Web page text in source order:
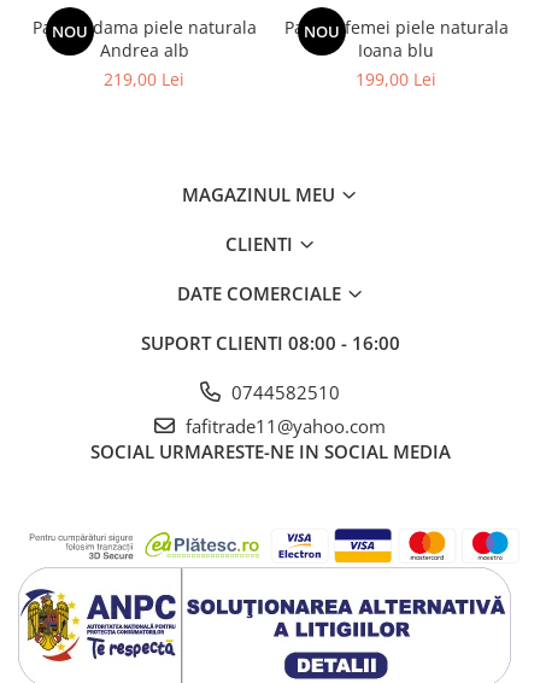
NOU
Pantofi dama piele naturala
Andrea alb
219,00 Lei
NOU
Pantofi femei piele naturala
Ioana blu
199,00 Lei
MAGAZINUL MEU
CLIENTI
DATE COMERCIALE
SUPORT CLIENTI 08:00 - 16:00
0744582510
fafitrade11@yahoo.com
SOCIAL URMARESTE-NE IN SOCIAL MEDIA